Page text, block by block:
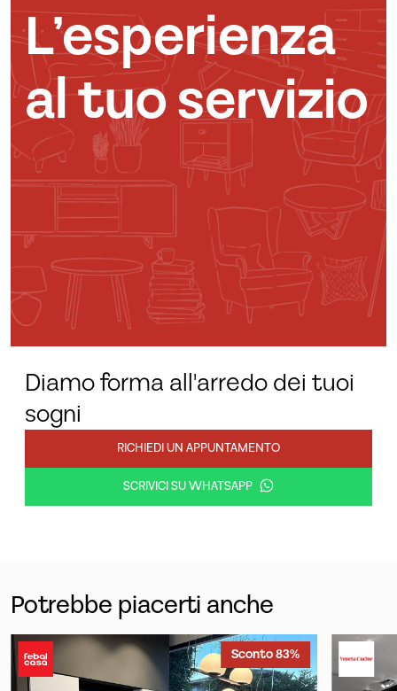
L’esperienza
al tuo servizio
Diamo forma all'arredo dei tuoi
sogni
RICHIEDI UN APPUNTAMENTO
SCRIVICI SU WHATSAPP
Potrebbe piacerti anche
Sconto 83%